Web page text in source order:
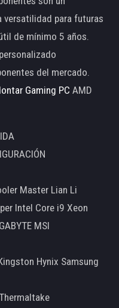
versatilidad para futuras
de mínimo 5 años.
del mercado.
Gaming PC AMD
Master Lian Li
Intel Core i9 Xeon
MSI
Hynix Samsung